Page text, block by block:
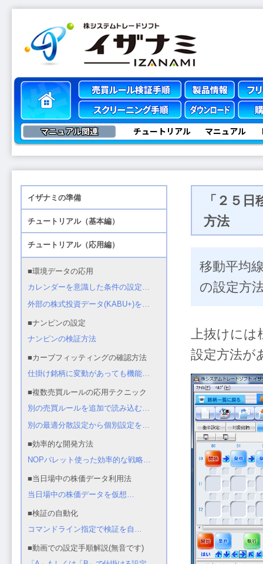
マニュアル関連 チュートリアル マニュアル
「２５
方法
移動平均
の設定方
上抜けには
設定方法が